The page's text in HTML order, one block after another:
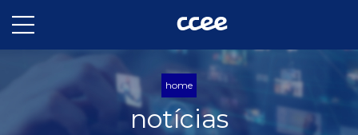
home
notícias